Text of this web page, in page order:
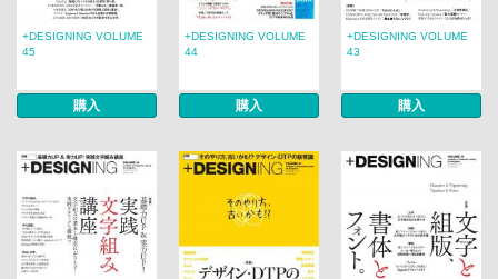
+DESIGNING VOLUME
45
購入
+DESIGNING VOLUME
44
購入
+DESIGNING VOLUME
43
購入